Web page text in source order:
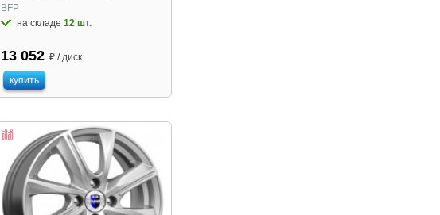
BFP
на складе12 шт.
13 052 ₽ / диск
купить